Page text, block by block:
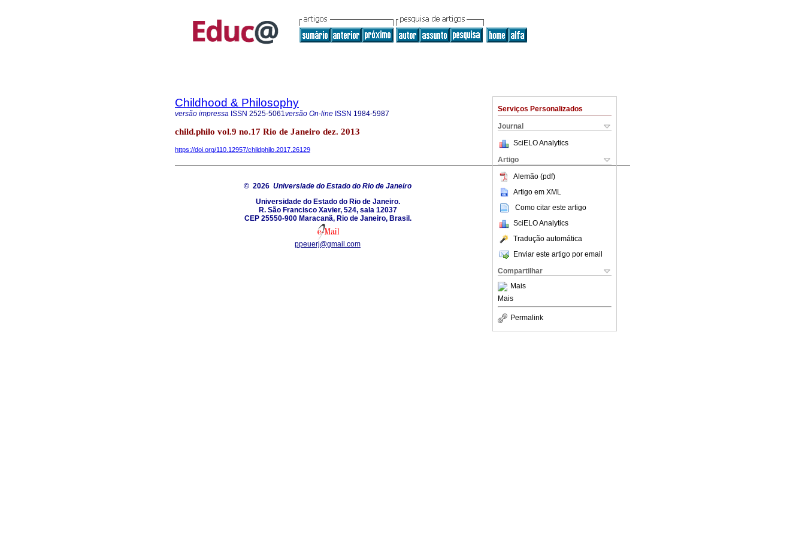
Serviços Personalizados
Journal
SciELO Analytics
Artigo
Alemão (pdf)
Artigo em XML
Como citar este artigo
SciELO Analytics
Tradução automática
Enviar este artigo por email
Compartilhar
Mais
Mais
Permalink
Childhood & Philosophy
versão impressa ISSN 2525-5061versão On-line ISSN 1984-5987
child.philo vol.9 no.17 Rio de Janeiro dez. 2013
https://doi.org/110.12957/childphilo.2017.26129
© 2026 Universiade do Estado do Rio de Janeiro
Universidade do Estado do Rio de Janeiro.
R. São Francisco Xavier, 524, sala 12037
CEP 25550-900 Maracanã, Rio de Janeiro, Brasil.
ppeuerj@gmail.com